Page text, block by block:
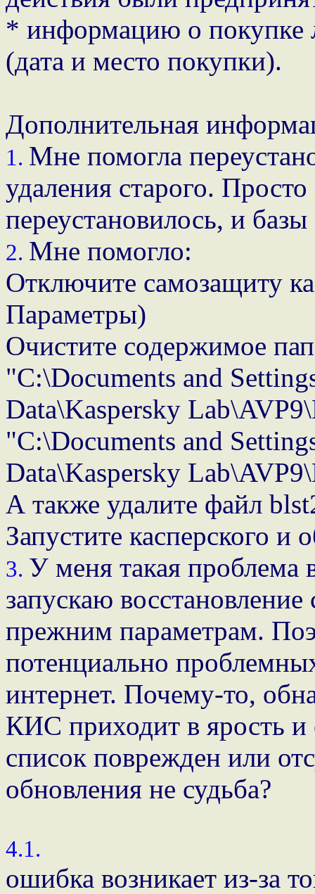
* информацию о покупке
(дата и место покупки).
Дополнительная
1. Мне помогла
удаления старого. Просто
переустановилось, и
2. Мне помогло:
Отключите самозащиту
Параметры)
Очистите содержимое
"C:\Documents and
Data\Kaspersky
"C:\Documents and
Data\Kaspersky
А также удалите файл
Запустите касперского и
3. У меня такая проблема
запускаю
прежним параметрам.
потенциально
интернет. Почему-то,
КИС приходит в ярость и
список поврежден или
обновления не судьба?
4.1.
ошибка возникает из-за